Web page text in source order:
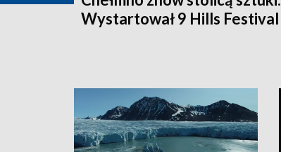
Wystartował 9 Hills Festival